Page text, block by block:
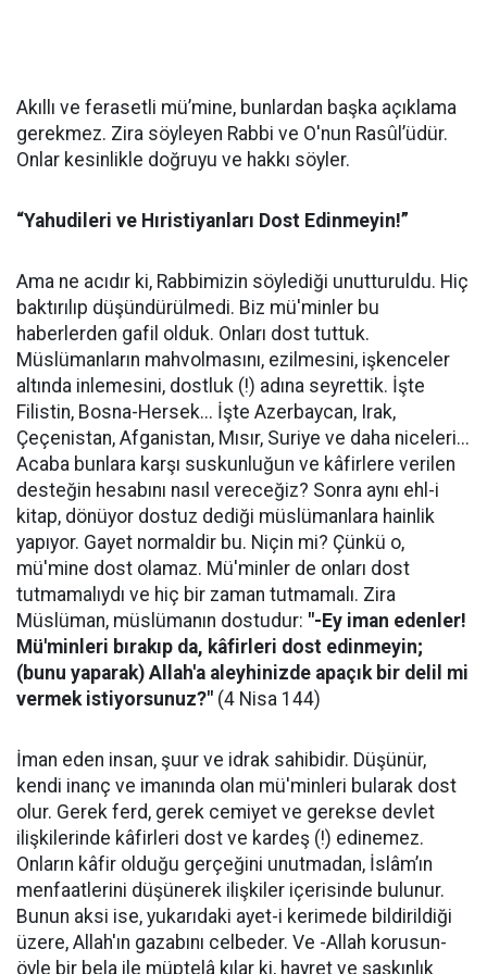
Akıllı ve ferasetli mü’mine, bunlardan başka açıklama
gerekmez. Zira söyleyen Rabbi ve O'nun Rasûl’üdür.
Onlar kesinlikle doğruyu ve hakkı söyler.
“Yahudileri ve Hıristiyanları Dost Edinmeyin!”
Ama ne acıdır ki, Rabbimizin söylediği unutturuldu. Hiç
baktırılıp düşündürülmedi. Biz mü'minler bu
haberlerden gafil olduk. Onları dost tuttuk.
Müslümanların mahvolmasını, ezilmesini, işkenceler
altında inlemesini, dostluk (!) adına seyrettik. İşte
Filistin, Bosna-Hersek... İşte Azerbaycan, Irak,
Çeçenistan, Afganistan, Mısır, Suriye ve daha niceleri...
Acaba bunlara karşı suskunluğun ve kâfirlere verilen
desteğin hesabını nasıl vereceğiz? Sonra aynı ehl-i
kitap, dönüyor dostuz dediği müslümanlara hainlik
yapıyor. Gayet normaldir bu. Niçin mi? Çünkü o,
mü'mine dost olamaz. Mü'minler de onları dost
tutmamalıydı ve hiç bir zaman tutmamalı. Zira
Müslüman, müslümanın dostudur: "-Ey iman edenler!
Mü'minleri bırakıp da, kâfirleri dost edinmeyin;
(bunu yaparak) Allah'a aleyhinizde apaçık bir delil mi
vermek istiyorsunuz?" (4 Nisa 144)
İman eden insan, şuur ve idrak sahibidir. Düşünür,
kendi inanç ve imanında olan mü'minleri bularak dost
olur. Gerek ferd, gerek cemiyet ve gerekse devlet
ilişkilerinde kâfirleri dost ve kardeş (!) edinemez.
Onların kâfir olduğu gerçeğini unutmadan, İslâm’ın
menfaatlerini düşünerek ilişkiler içerisinde bulunur.
Bunun aksi ise, yukarıdaki ayet-i kerimede bildirildiği
üzere, Allah'ın gazabını celbeder. Ve -Allah korusun-
öyle bir bela ile müptelâ kılar ki, hayret ve şaşkınlık